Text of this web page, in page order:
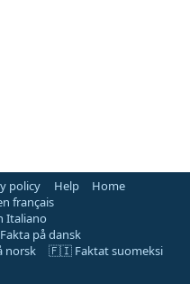
policy Help
Home
français
på dansk
norsk
🇫🇮 Faktat suomeksi